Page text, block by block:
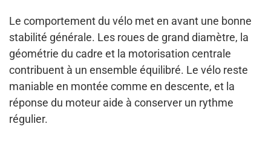
Le comportement du vélo met en avant une bonne
stabilité générale. Les roues de grand diamètre, la
géométrie du cadre et la motorisation centrale
contribuent à un ensemble équilibré. Le vélo reste
maniable en montée comme en descente, et la
réponse du moteur aide à conserver un rythme
régulier.